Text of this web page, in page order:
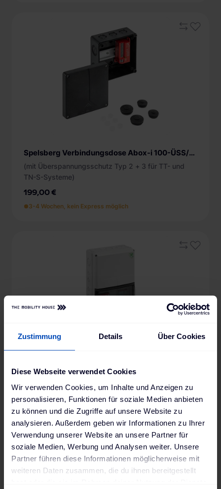
Zustimmung Details Über Cookies
Diese Webseite verwendet Cookies
Wir verwenden Cookies, um Inhalte und Anzeigen zu
personalisieren, Funktionen für soziale Medien anbieten
zu können und die Zugriffe auf unsere Website zu
analysieren. Außerdem geben wir Informationen zu Ihrer
Verwendung unserer Website an unsere Partner für
soziale Medien, Werbung und Analysen weiter. Unsere
Partner führen diese Informationen möglicherweise mit
weiteren Daten zusammen, die du ihnen bereitgestellt
Spelsberg Verbindungsdose Abox-i 100-ÜSS/sw
(mit Überspannungsschutz Typ 2 + 3 für TT- und
TN-S-Systeme)
199,00 €
3-4 Wochen, kein Express möglich
(mit LS-Schalter 3-polig C16A, RCCB 40/4/30mA
Typ A, Überspannungsschutz Typ 1 + Typ 2 + Typ 3
für TNS-Systeme, Drehstromzähler mit MID-
Zulassung als Zwischenzähler)
1.139,00 €
3-4 Wochen, kein Express möglich